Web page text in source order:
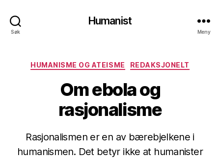
Søk
Humanist
Meny
Kategorier
HUMANISME OG ATEISME REDAKSJONELT
Om ebola og
rasjonalisme
Rasjonalismen er en av bærebjelkene i
humanismen. Det betyr ikke at humanister